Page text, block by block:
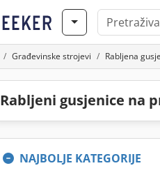
Građevinske strojevi Rabljena
Rabljeni gusjenice na
NAJBOLJE KATEGORIJE